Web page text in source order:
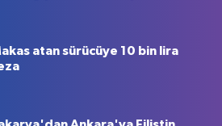
atan sürücüye 10 bin lira